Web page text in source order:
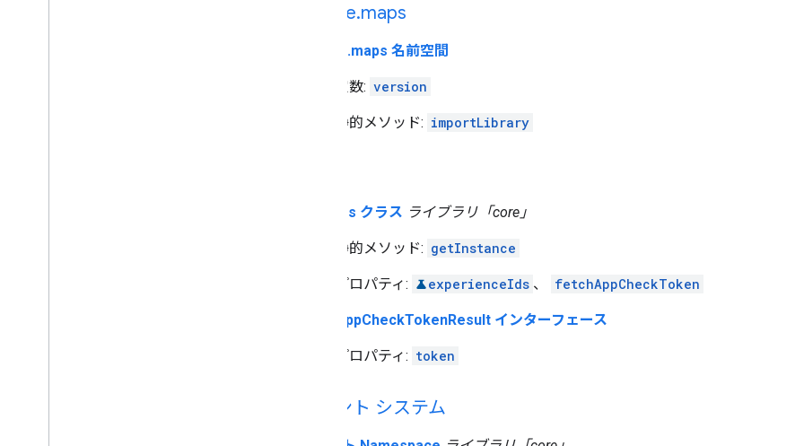
google.maps
google.maps 名前空間
定数: version
静的メソッド: importLibrary
Settings クラス ライブラリ「core」
静的メソッド: getInstance
プロパティ: experienceIds 、 fetchAppCheckToken
MapsAppCheckTokenResult インターフェース
プロパティ: token
イベント システム